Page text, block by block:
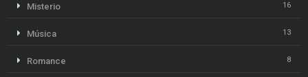
Misterio 16
Música 13
Romance 8